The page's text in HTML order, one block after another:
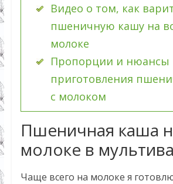
Видео о том, как
пшеничную кашу на
молоке
Пропорции и нюансы
приготовления
с молоком
Пшеничная каша
молоке в
Чаще всего на молоке я